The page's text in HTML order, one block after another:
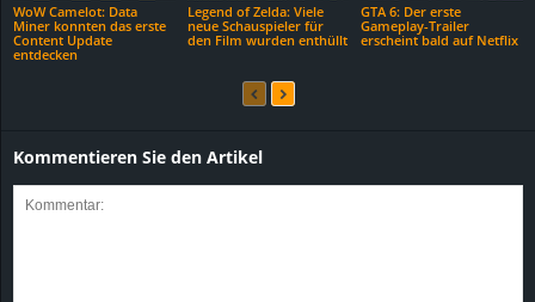
WoW Camelot: Data
Miner konnten das erste
Content Update
entdecken
Legend of Zelda: Viele
neue Schauspieler für
den Film wurden enthüllt
GTA 6: Der erste
Gameplay-Trailer
erscheint bald auf Netflix
Kommentieren Sie den Artikel